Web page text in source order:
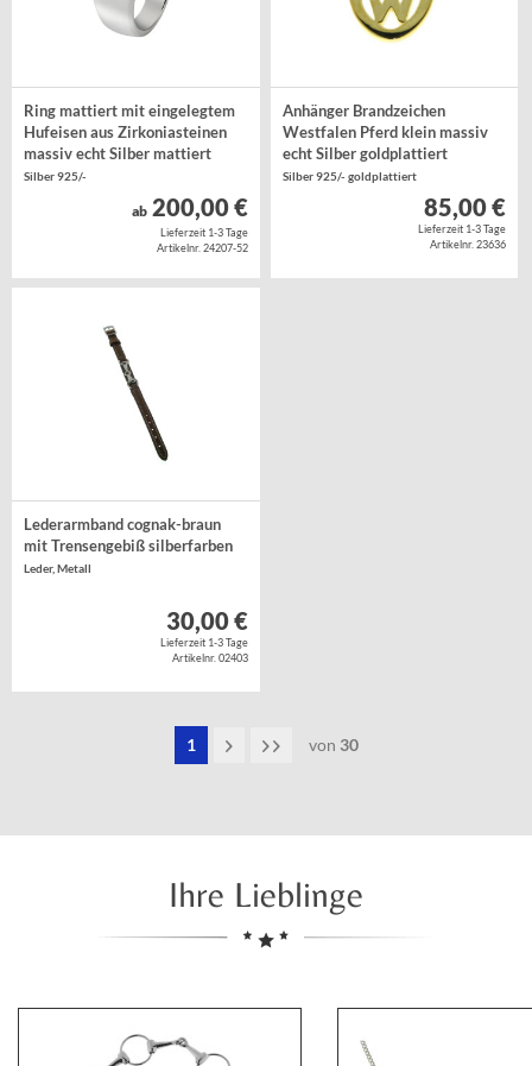
Ring mattiert mit eingelegtem
Hufeisen aus Zirkoniasteinen
massiv echt Silber mattiert
Silber 925/-
ab200,00 €
Lieferzeit 1-3 Tage
Artikelnr. 24207-52
Anhänger Brandzeichen
Westfalen Pferd klein massiv
echt Silber goldplattiert
Silber 925/- goldplattiert
85,00 €
Lieferzeit 1-3 Tage
Artikelnr. 23636
Lederarmband cognak-braun
mit Trensengebiß silberfarben
Leder, Metall
30,00 €
Lieferzeit 1-3 Tage
Artikelnr. 02403
1 von 30
Ihre Lieblinge